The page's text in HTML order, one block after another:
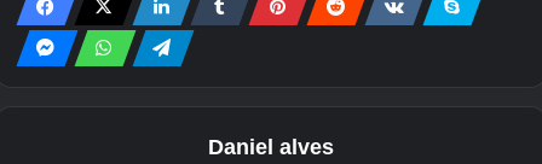
O Milkman é uma nova classe cujo truque gira
em torno do novo sistema de líquidos.
Especificamente, leite. Se o leiteiro for
leite, ele ficará encharcado em suas roupas.
Daniel alves